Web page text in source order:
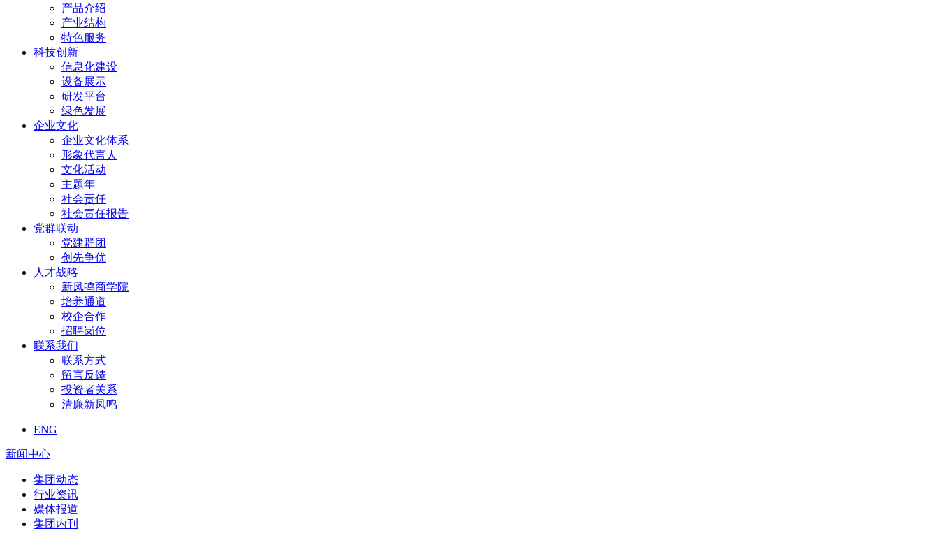
产品介绍
产业结构
特色服务
科技创新
信息化建设
设备展示
研发平台
绿色发展
企业文化
企业文化体系
形象代言人
文化活动
主题年
社会责任
社会责任报告
党群联动
党建群团
创先争优
人才战略
新凤鸣商学院
培养通道
校企合作
招聘岗位
联系我们
联系方式
留言反馈
投资者关系
清廉新凤鸣
ENG
新闻中心
集团动态
行业资讯
媒体报道
集团内刊